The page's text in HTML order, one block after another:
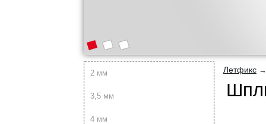
2 мм
3,5 мм
4 мм
Летфикс